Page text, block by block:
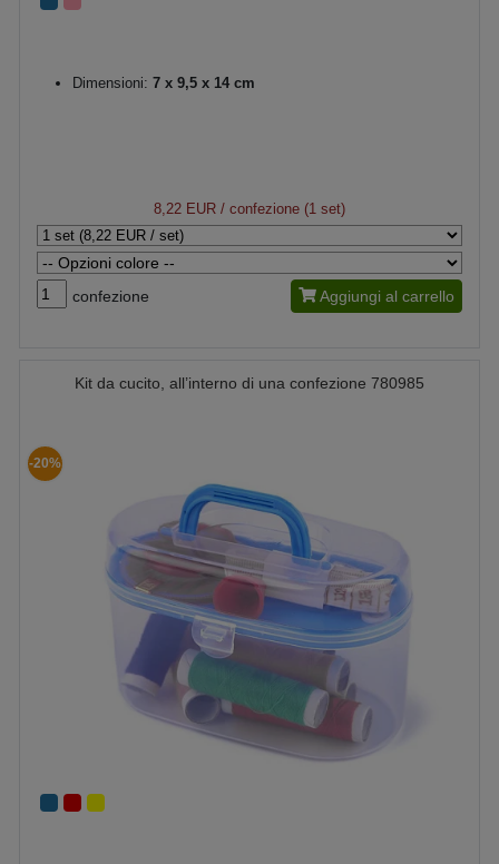
Dimensioni: 7 x 9,5 x 14 cm
8,22 EUR / confezione (1 set)
confezione Aggiungi al carrello
Kit da cucito, all’interno di una confezione 780985
-20%